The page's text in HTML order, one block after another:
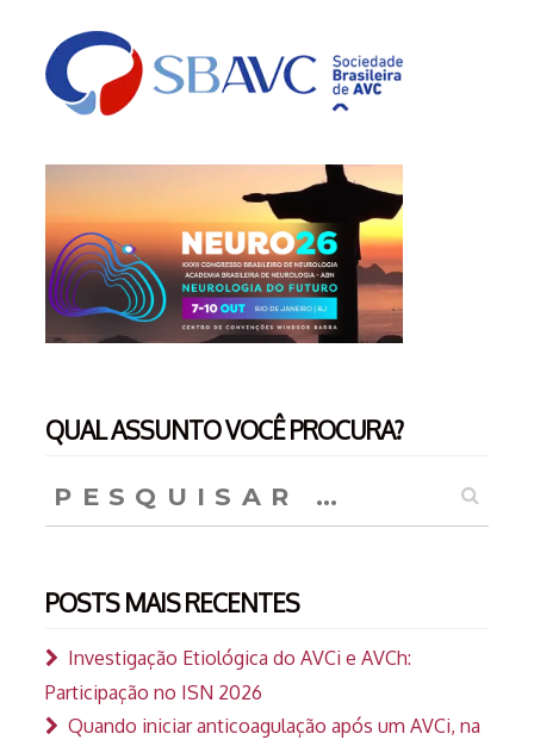
QUAL ASSUNTO VOCÊ PROCURA?
por:
POSTS MAIS RECENTES
Investigação Etiológica do AVCi e AVCh:
Participação no ISN 2026
Quando iniciar anticoagulação após um AVCi, na